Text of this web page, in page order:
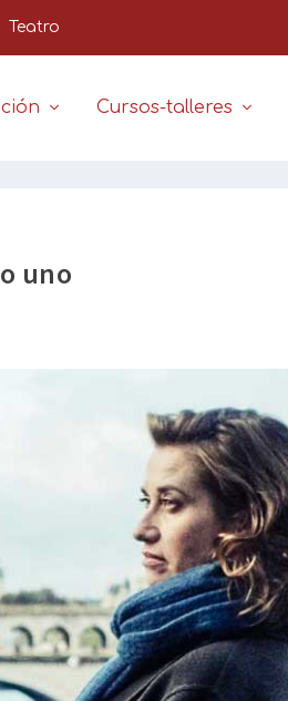
Teatro
Cursos-talleres
uno